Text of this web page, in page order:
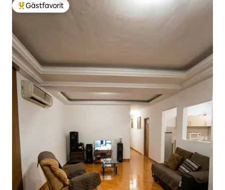
Populär gästfavorit
Gästfavorit